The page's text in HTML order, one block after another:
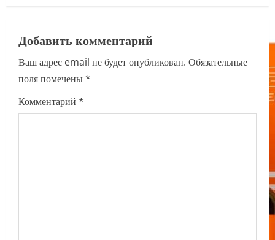
v
i
g
a
Добавить комментарий
Ваш адрес email не будет опубликован. Обязательные
поля помечены*
Комментарий *